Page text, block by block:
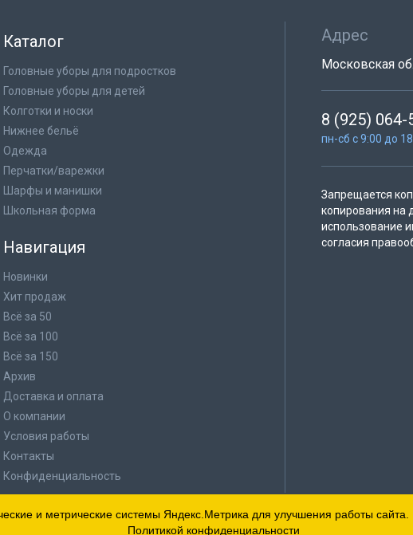
Каталог
Головные уборы для подростков
Головные уборы для детей
Колготки и носки
Нижнее бельё
Одежда
Перчатки/варежки
Шарфы и манишки
Школьная форма
Навигация
Новинки
Хит продаж
Всё за 50
Всё за 100
Всё за 150
Архив
Доставка и оплата
О компании
Условия работы
Контакты
Конфиденциальность
Адрес
Московская
8 (925) 064-
пн-сб с 9:00 до
Запрещается
копирования на
использование
согласия
и метрические системы Яндекс.Метрика для улучшения работы сайта.
Политикой конфиденциальности